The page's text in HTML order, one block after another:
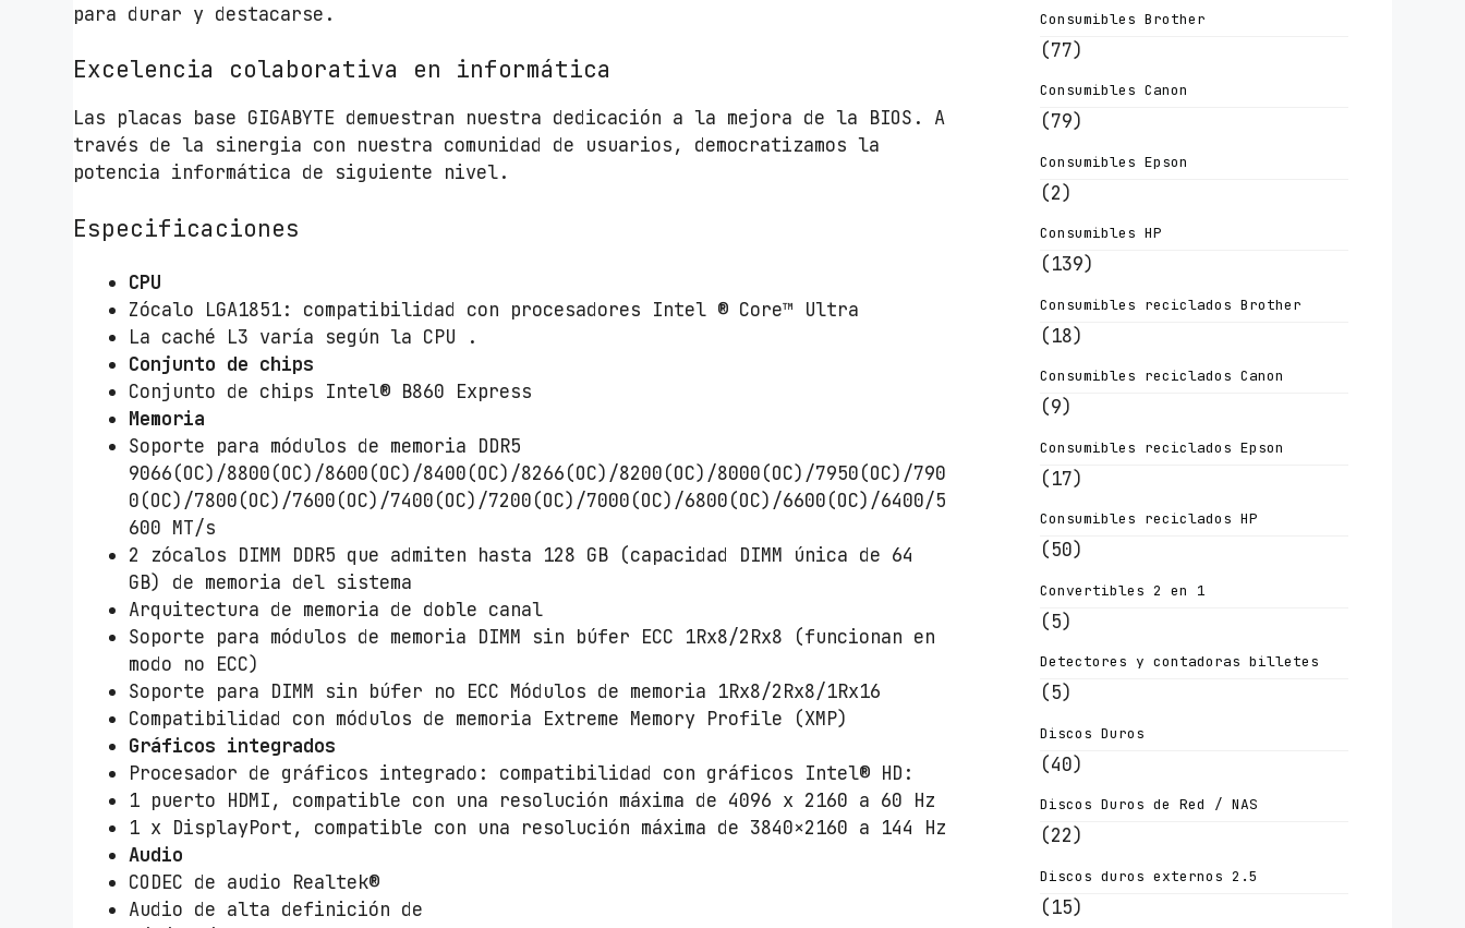
para durar y destacarse.
Excelencia colaborativa en informática
Las placas base GIGABYTE demuestran nuestra dedicación a la mejora de la BIOS. A
través de la sinergia con nuestra comunidad de usuarios, democratizamos la
potencia informática de siguiente nivel.
Especificaciones
CPU
Zócalo LGA1851: compatibilidad con procesadores Intel ® Core™ Ultra
La caché L3 varía según la CPU .
Conjunto de chips
Conjunto de chips Intel® B860 Express
Memoria
Soporte para módulos de memoria DDR5
9066(OC)/8800(OC)/8600(OC)/8400(OC)/8266(OC)/8200(OC)/8000(OC)/7950(OC)/790
0(OC)/7800(OC)/7600(OC)/7400(OC)/7200(OC)/7000(OC)/6800(OC)/6600(OC)/6400/5
600 MT/s
2 zócalos DIMM DDR5 que admiten hasta 128 GB (capacidad DIMM única de 64
GB) de memoria del sistema
Arquitectura de memoria de doble canal
Soporte para módulos de memoria DIMM sin búfer ECC 1Rx8/2Rx8 (funcionan en
modo no ECC)
Soporte para DIMM sin búfer no ECC Módulos de memoria 1Rx8/2Rx8/1Rx16
Compatibilidad con módulos de memoria Extreme Memory Profile (XMP)
Gráficos integrados
Procesador de gráficos integrado: compatibilidad con gráficos Intel® HD:
1 puerto HDMI, compatible con una resolución máxima de 4096 x 2160 a 60 Hz
1 x DisplayPort, compatible con una resolución máxima de 3840×2160 a 144 Hz
Audio
CODEC de audio Realtek®
Audio de alta definición de
Consumibles Brother
(77)
Consumibles Canon
(79)
Consumibles Epson
(2)
Consumibles HP
(139)
Consumibles reciclados Brother
(18)
Consumibles reciclados Canon
(9)
Consumibles reciclados Epson
(17)
Consumibles reciclados HP
(50)
Convertibles 2 en 1
(5)
Detectores y contadoras billetes
(5)
Discos Duros
(40)
Discos Duros de Red / NAS
(22)
Discos duros externos 2.5
(15)